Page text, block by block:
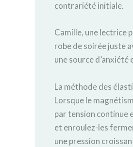
contrariété initiale.
Camille, une lectrice
robe de soirée juste
une source
La méthode des
Lorsque le
par tension continue
et enroulez-les
une pression